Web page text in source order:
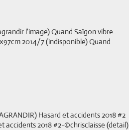
l'image) Quand Saïgon vibre..
2014/7 (indisponible) Quand
Hasard et accidents 2018 #2
accidents 2018 #2-©chrisclaisse (detail)